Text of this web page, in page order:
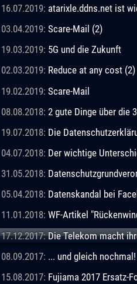
16.07.2019: atarixle.ddns.net ist
03.04.2019: Scare-Mail (2)
19.03.2019: 5G und die Zukunft
02.03.2019: Reduce at any cost (2)
19.02.2019: Scare-Mail
08.08.2018: 2 gute Dinge über die
19.07.2018: Die
04.07.2018: Der wichtige
31.05.2018:
05.04.2018: Datenskandal bei
11.01.2018: WF-Artikel
17.12.2017:Die Telekom macht
08.09.2017: ... und gleich nochmal!
15.08.2017: Fujiama 2017 Ersatz-